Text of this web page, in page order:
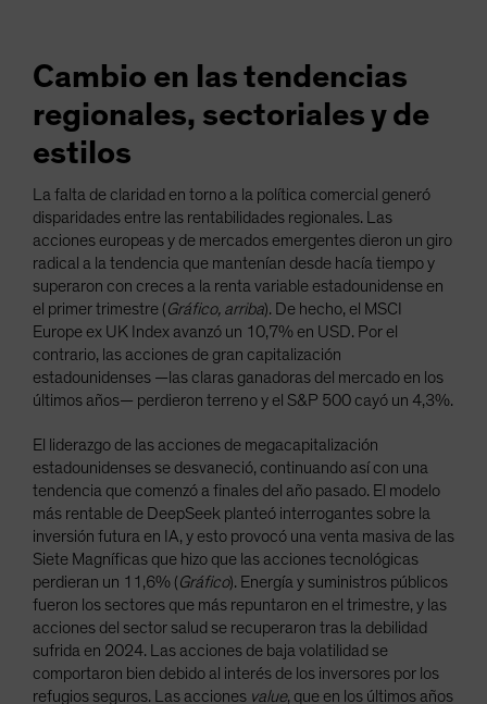
Cambio en las tendencias
regionales, sectoriales y de
estilos
La falta de claridad en torno a la política comercial generó
disparidades entre las rentabilidades regionales. Las
acciones europeas y de mercados emergentes dieron un giro
radical a la tendencia que mantenían desde hacía tiempo y
superaron con creces a la renta variable estadounidense en
el primer trimestre (Gráfico, arriba). De hecho, el MSCI
Europe ex UK Index avanzó un 10,7% en USD. Por el
contrario, las acciones de gran capitalización
estadounidenses —las claras ganadoras del mercado en los
últimos años— perdieron terreno y el S&P 500 cayó un 4,3%.
El liderazgo de las acciones de megacapitalización
estadounidenses se desvaneció, continuando así con una
tendencia que comenzó a finales del año pasado. El modelo
más rentable de DeepSeek planteó interrogantes sobre la
inversión futura en IA, y esto provocó una venta masiva de las
Siete Magníficas que hizo que las acciones tecnológicas
perdieran un 11,6% (Gráfico). Energía y suministros públicos
fueron los sectores que más repuntaron en el trimestre, y las
acciones del sector salud se recuperaron tras la debilidad
sufrida en 2024. Las acciones de baja volatilidad se
comportaron bien debido al interés de los inversores por los
refugios seguros. Las acciones value, que en los últimos años